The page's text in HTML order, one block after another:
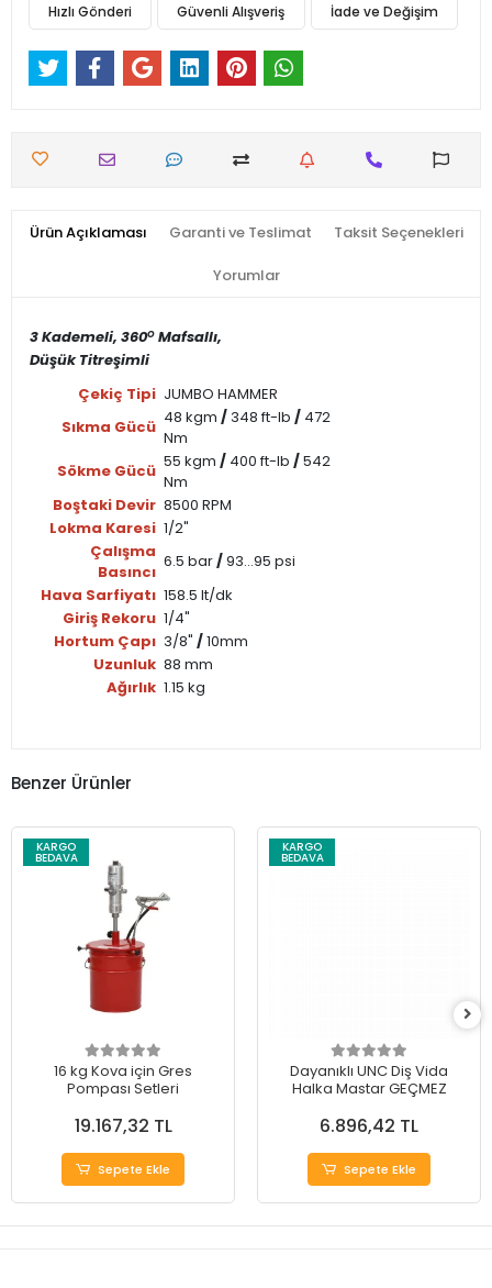
Hızlı Gönderi Güvenli Alışveriş İade ve Değişim
Ürün Açıklaması Garanti ve Teslimat Taksit Seçenekleri
Yorumlar
3 Kademeli, 360O Mafsallı,
Düşük Titreşimli
Çekiç Tipi JUMBO HAMMER
Sıkma Gücü 48 kgm /348 ft-lb / 472
Nm
Sökme Gücü 55 kgm / 400 ft-lb /542
Nm
Boştaki Devir 8500 RPM
Lokma Karesi 1/2"
Çalışma
Basıncı
6.5 bar/93...95 psi
Hava Sarfiyatı 158.5 lt/dk
Giriş Rekoru 1/4"
Hortum Çapı 3/8" /10mm
Uzunluk 88 mm
Ağırlık 1.15 kg
Benzer Ürünler
KARGO
BEDAVA
16 kg Kova için Gres
Pompası Setleri
19.167,32 TL
Sepete Ekle
KARGO
BEDAVA
Dayanıklı UNC Diş Vida
Halka Mastar GEÇMEZ
6.896,42 TL
Sepete Ekle